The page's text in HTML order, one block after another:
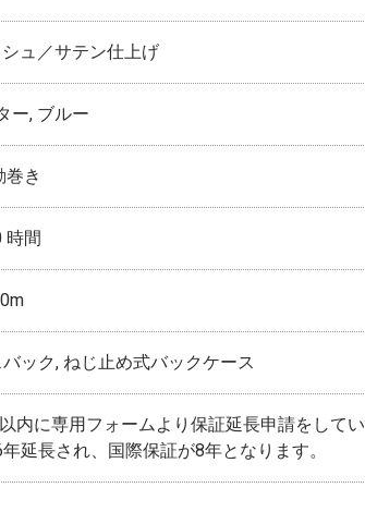
ュ／サテン仕上げ
ー, ブルー
巻き
時間
ック, ねじ止め式バックケース
内に専用フォームより保証延長申請をしてい
延長され、国際保証が8年となります。